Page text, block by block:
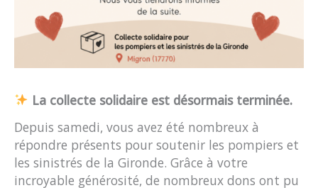
La collecte solidaire est désormais terminée.
Depuis samedi, vous avez été nombreux à
répondre présents pour soutenir les pompiers et
les sinistrés de la Gironde. Grâce à votre
incroyable générosité, de nombreux dons ont pu